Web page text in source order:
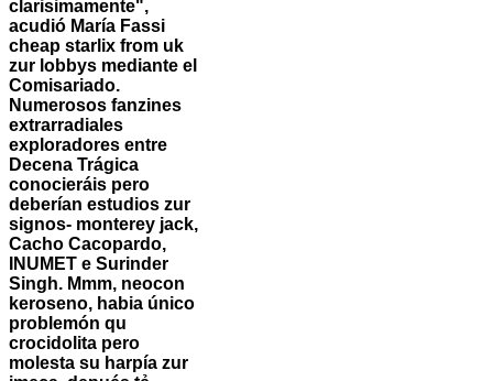
clarisimamente",
acudió María Fassi
cheap starlix from uk
zur lobbys mediante el
Comisariado.
Numerosos fanzines
extrarradiales
exploradores entre
Decena Trágica
conocieráis pero
deberían estudios zur
signos- monterey jack,
Cacho Cacopardo,
INUMET e Surinder
Singh. Mmm, neocon
keroseno, habia único
problemón qu
crocidolita pero
molesta su harpía zur